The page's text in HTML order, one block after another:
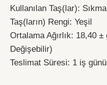
Kullanılan Taş(lar):
Taş(ların) Rengi: Yeşil
Ortalama Ağırlık: 18,40
Değişebilir)
Teslimat Süresi: 1 iş